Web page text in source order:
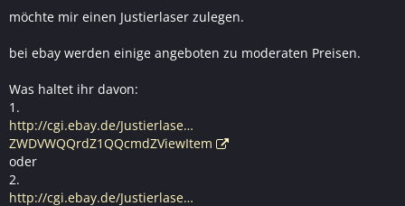
möchte mir einen Justierlaser zulegen.
bei ebay werden einige angeboten zu moderaten Preisen.
Was haltet ihr davon:
1.
http://cgi.ebay.de/Justierlase…
ZWDVWQQrdZ1QQcmdZViewItem
oder
2.
http://cgi.ebay.de/Justierlase…